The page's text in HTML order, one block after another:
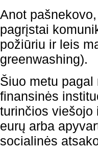
Anot
pagrįstai
požiūriu ir leis
greenwashing).
Šiuo metu
finansinės
turinčios viešojo
eurų arba
socialinės